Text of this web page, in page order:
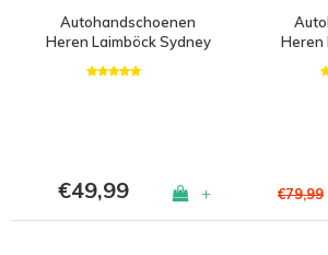
Autohandschoenen
Heren Laimböck Sydney
€49,99 +
Heren
€79,99